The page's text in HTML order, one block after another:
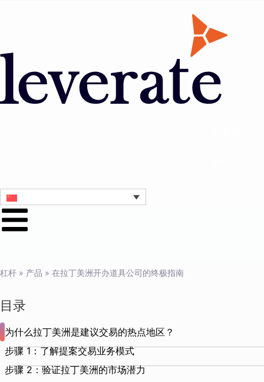
杠杆 » 产品 » 在拉丁美洲开办道具公司的终极指南
目录
为什么拉丁美洲是建议交易的热点地区？
步骤 1：了解提案交易业务模式
步骤 2：验证拉丁美洲的市场潜力